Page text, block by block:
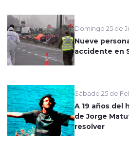
Domingo 25 de
Nueve
accidente en
Sábado 25 de
A 19 años del
de Jorge
resolver